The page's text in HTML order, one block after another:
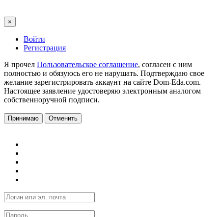
×
Войти
Регистрация
Я прочел Пользовательское соглашение, согласен с ним
полностью и обязуюсь его не нарушать. Подтверждаю свое
желание зарегистрировать аккаунт на сайте Dom-Eda.com.
Настоящее заявление удостоверяю электронным аналогом
собственноручной подписи.
Принимаю Отменить